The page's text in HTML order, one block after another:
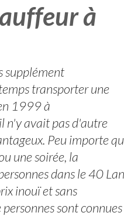
à
supplément
transporter une
1999 à
avait pas d'autre
Peu importe
une soirée, la
dans le 40
inouï et sans
sont